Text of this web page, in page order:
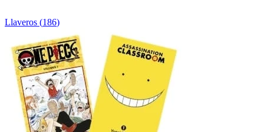
Llaveros (186)